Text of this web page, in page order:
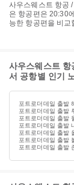
사우스웨스트 항공 / Southwest Airlines를 이용한 포트로더데일 출발 가장 늦
은 항공편은 20:30
능한 항공편을 비교
사우스웨스트
서 공항별 인기
포트로더데일 출발
포트로더데일 출발
포트로더데일 출발
포트로더데일 출발
포트로더데일 출발
포트로더데일 출발
포트로더데일 출발